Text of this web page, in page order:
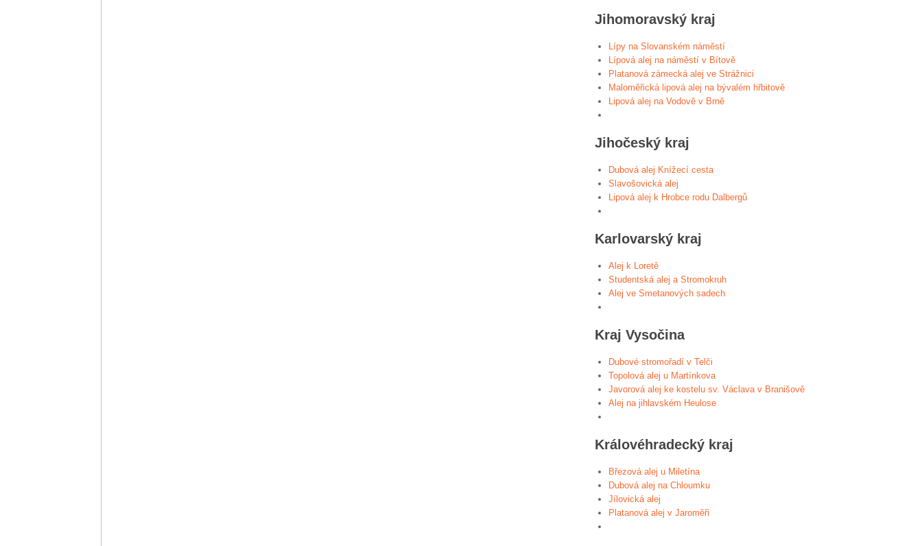
Jihomoravský kraj
Lípy na Slovanském náměstí
Lípová alej na náměstí v Bítově
Platanová zámecká alej ve Strážnici
Maloměřická lipová alej na bývalém hřbitově
Lipová alej na Vodově v Brně
Jihočeský kraj
Dubová alej Knížecí cesta
Slavošovická alej
Lipová alej k Hrobce rodu Dalbergů
Karlovarský kraj
Alej k Loretě
Studentská alej a Stromokruh
Alej ve Smetanových sadech
Kraj Vysočina
Dubové stromořadí v Telči
Topolová alej u Martínkova
Javorová alej ke kostelu sv. Václava v Branišově
Alej na jihlavském Heulose
Královéhradecký kraj
Březová alej u Miletína
Dubová alej na Chloumku
Jílovická alej
Platanová alej v Jaroměři